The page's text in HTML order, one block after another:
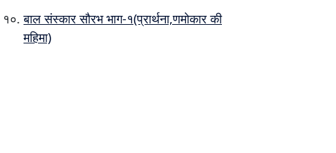
बाल संस्कार सौरभ भाग-१(प्रार्थना,णमोकार की
महिमा)